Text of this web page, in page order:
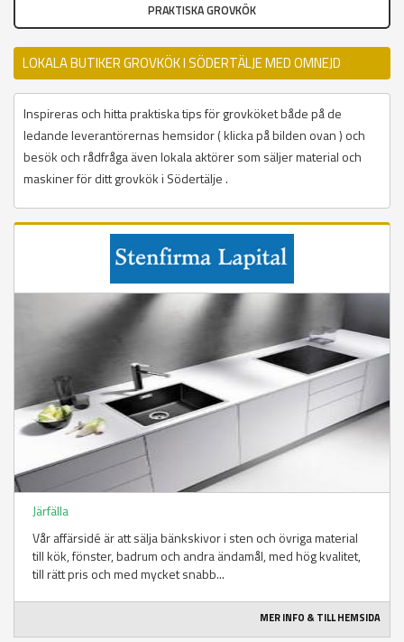
PRAKTISKA GROVKÖK
LOKALA BUTIKER GROVKÖK I SÖDERTÄLJE MED OMNEJD
Inspireras och hitta praktiska tips för grovköket både på de
ledande leverantörernas hemsidor ( klicka på bilden ovan ) och
besök och rådfråga även lokala aktörer som säljer material och
maskiner för ditt grovkök i Södertälje .
Järfälla
Vår affärsidé är att sälja bänkskivor i sten och övriga material
till kök, fönster, badrum och andra ändamål, med hög kvalitet,
till rätt pris och med mycket snabb...
MER INFO & TILL HEMSIDA